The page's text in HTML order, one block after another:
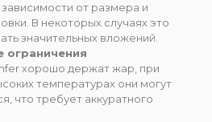
от размера и
В некоторых случаях это
значительных вложений.
ограничения
хорошо держат жар, при
температурах они могут
что требует аккуратного